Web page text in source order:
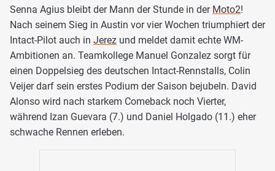
Senna Agius bleibt der Mann der Stunde in der Moto2!
Nach seinem Sieg in Austin vor vier Wochen triumphiert der
Intact-Pilot auch in Jerez und meldet damit echte WM-
Ambitionen an. Teamkollege Manuel Gonzalez sorgt für
einen Doppelsieg des deutschen Intact-Rennstalls, Colin
Veijer darf sein erstes Podium der Saison bejubeln. David
Alonso wird nach starkem Comeback noch Vierter,
während Izan Guevara (7.) und Daniel Holgado (11.) eher
schwache Rennen erleben.